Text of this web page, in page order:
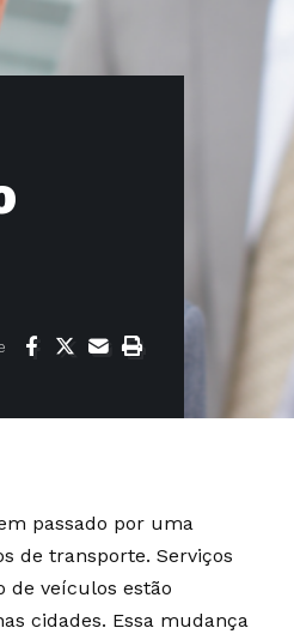
passado por uma
de transporte. Serviços
de veículos estão
cidades. Essa mudança